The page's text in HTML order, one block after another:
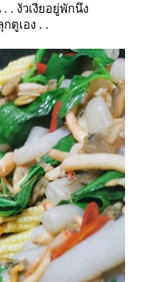
. งัวเงียอยู่พักนึง
ตูเอง . .